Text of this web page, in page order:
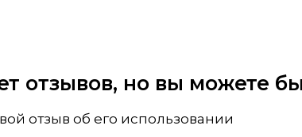
отзывов, но вы можете
отзыв об его использовании